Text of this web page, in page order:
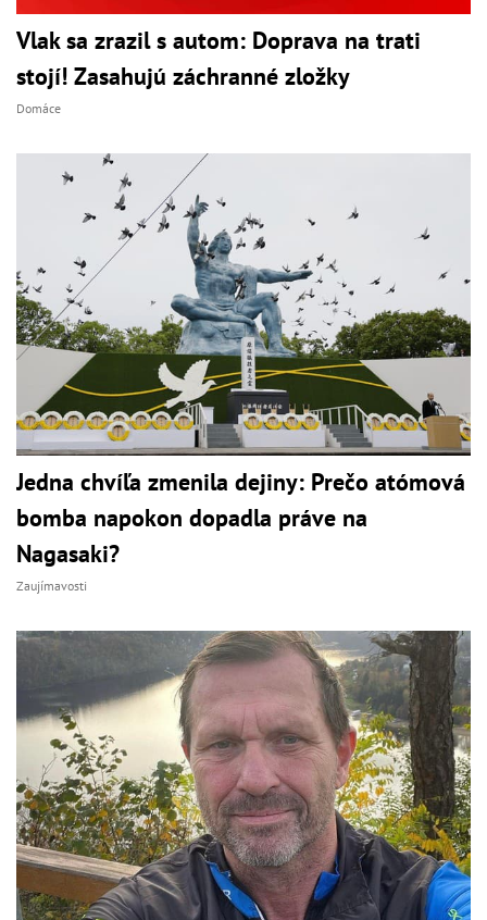
Vlak sa zrazil s autom: Doprava na trati
stojí! Zasahujú záchranné zložky
Domáce
Jedna chvíľa zmenila dejiny: Prečo atómová
bomba napokon dopadla práve na
Nagasaki?
Zaujímavosti